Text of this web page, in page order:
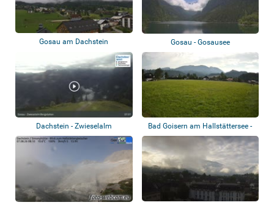
Gosau am Dachstein Gosau - Gosausee
Dachstein - Zwieselalm
Bergstation
Bad Goisern am Hallstättersee -
Totes Ge...